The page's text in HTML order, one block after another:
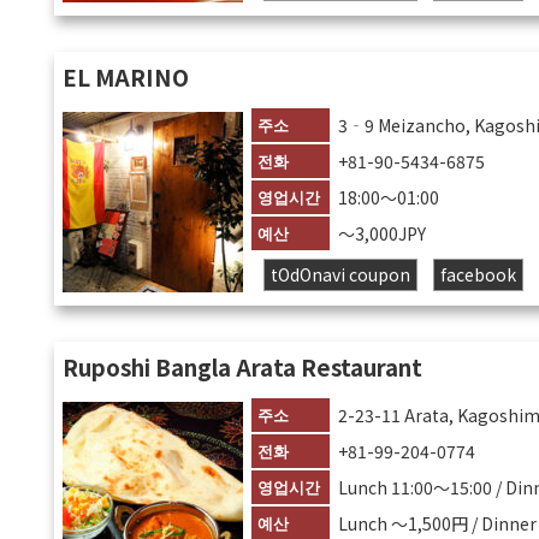
EL MARINO
주소 3‐9 Meizancho,
전화 +81-90-5434-6875
영업시간 18:00〜01:00
예산
〜3,000JPY
tOdOnavi coupon
facebook
Ruposhi Bangla Arata Restaurant
주소 2-23-11 Arata,
전화 +81-99-204-0774
영업시간 Lunch 11:00～15:00 /
예산 Lunch 〜1,500円 /